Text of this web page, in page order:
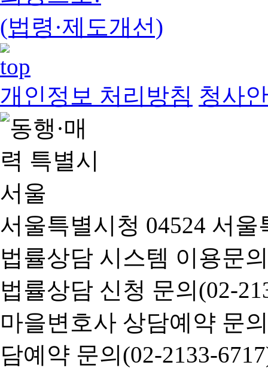
(법령·제도개선)
개인정보 처리방침 청사
서울특별시청 04524 서
법률상담 시스템 이용문
법률상담 신청 문의(02-
마을변호사 상담예약 문
담예약 문의(02-2133-